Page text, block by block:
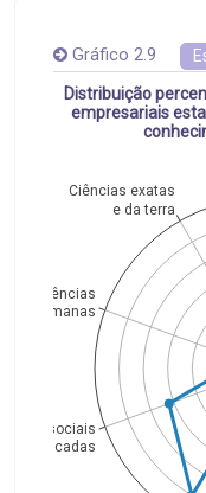
Gráfico 2.9
Distribuição
empresariais
Ciências exatas
e da terra
Ciências
humanas
sociais
aplicadas